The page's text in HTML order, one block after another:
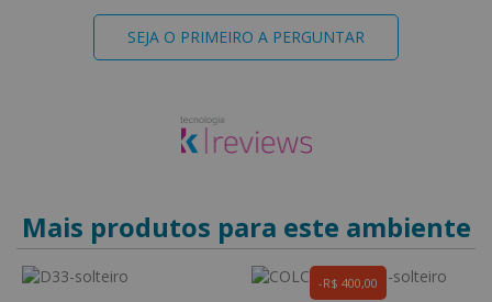
SEJA O PRIMEIRO A PERGUNTAR
Mais produtos para este ambiente
R$ 400,00